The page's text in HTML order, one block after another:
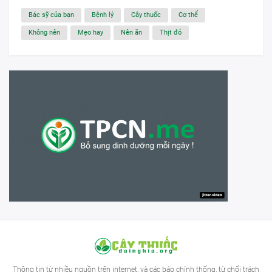
Bác sỹ của bạn Bệnh lý Cây thuốc Cơ thể
Không nên Mẹo hay Nên ăn Thịt đỏ
Thông tin từ nhiều nguồn trên internet, và các báo chính thống, từ chối trách